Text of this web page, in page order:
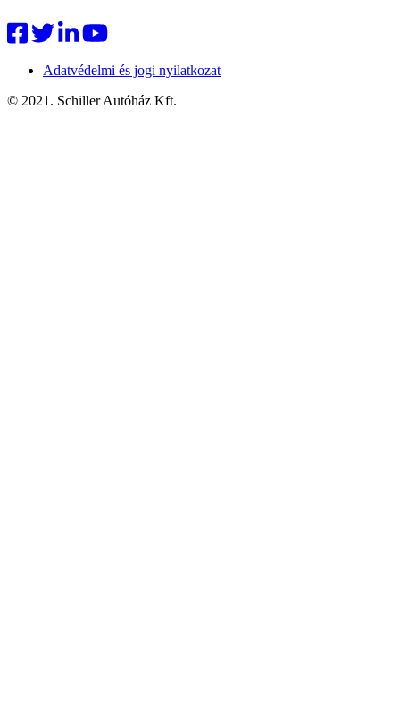
Adatvédelmi és jogi nyilatkozat
© 2021. Schiller Autóház Kft.